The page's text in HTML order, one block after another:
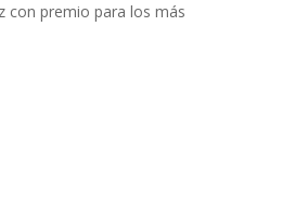
con premio para los más